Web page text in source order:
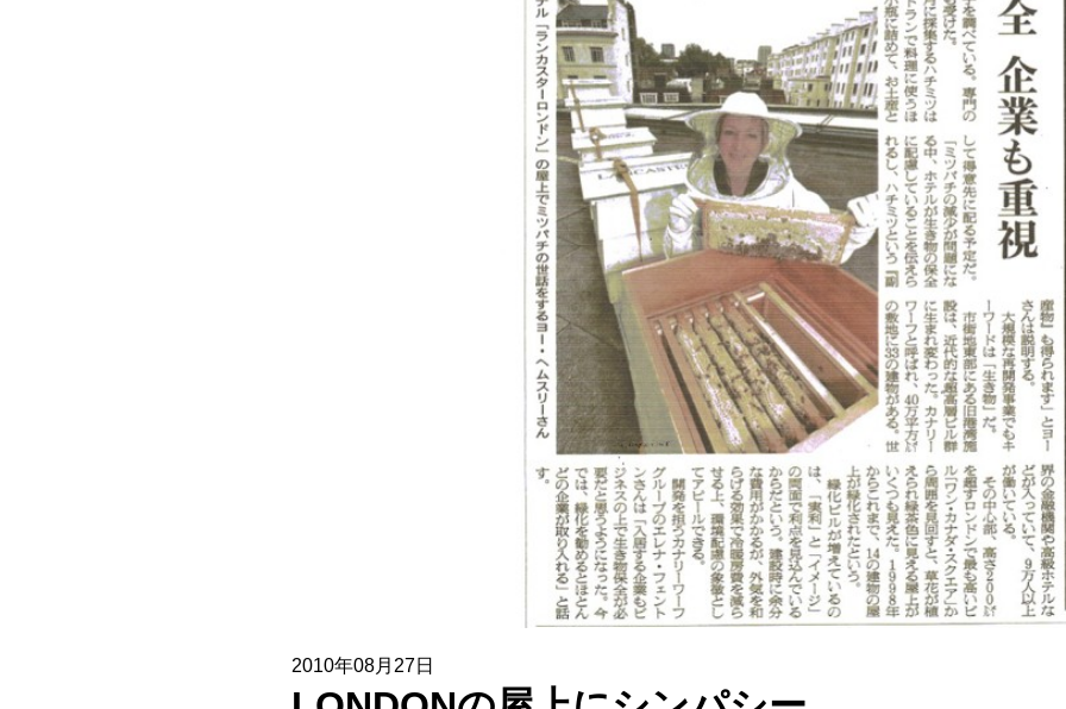
2010年08月27日
みつばち博士ふくちゃん
銀座ミツバチプロジェクト
note